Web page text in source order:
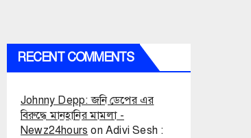
RECENT COMMENTS
Johnny Depp: জনি ডেপের এর
বিরুদ্ধে মানহানির মামলা -
Newz24hours onAdivi Sesh :